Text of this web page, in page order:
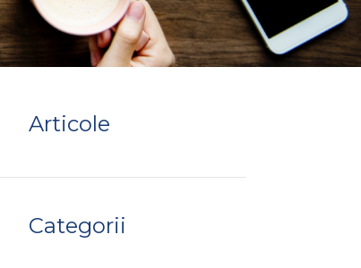
Articole
Categorii